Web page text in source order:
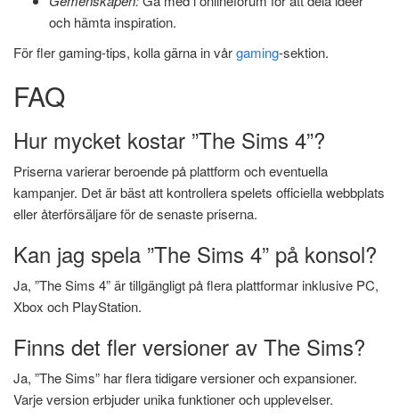
och hämta inspiration.
För fler gaming-tips, kolla gärna in vårgaming-sektion.
FAQ
Hur mycket kostar ”The Sims 4”?
Priserna varierar beroende på plattform och eventuella
kampanjer. Det är bäst att kontrollera spelets officiella webbplats
eller återförsäljare för de senaste priserna.
Kan jag spela ”The Sims 4” på konsol?
Ja, ”The Sims 4” är tillgängligt på flera plattformar inklusive PC,
Xbox och PlayStation.
Finns det fler versioner av The Sims?
Ja, ”The Sims” har flera tidigare versioner och expansioner.
Varje version erbjuder unika funktioner och upplevelser.